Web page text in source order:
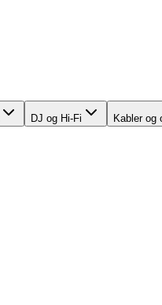
DJ og Hi-Fi Kabler og